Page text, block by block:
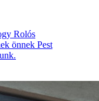
Rolós
önnek Pest